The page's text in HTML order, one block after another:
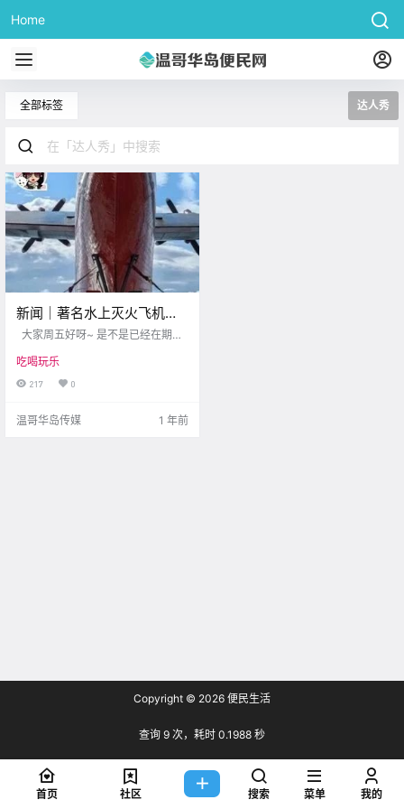
Home
全部标签 达人秀
新闻｜著名水上灭火飞机在
BC航空博物馆安家！
《英国达人秀》？
之前 先和我一起来看看 今天的两条
有趣新闻吧～ 著名水上灭火飞机 在
吃喝玩乐
217 0
温哥华岛传媒 1 年前
Copyright © 2026 便民生活
查询 9 次，耗时 0.1988 秒
首页 社区 搜索 菜单 我的